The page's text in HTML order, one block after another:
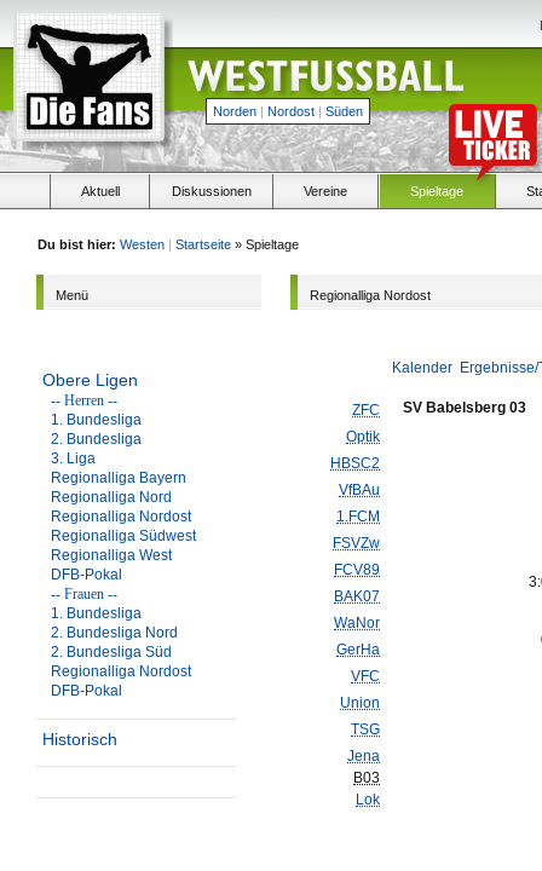
Norden | Nordost | Süden
Aktuell Diskussionen Vereine Spieltage
Du bist hier: Westen | Startseite » Spieltage
Menü
Obere Ligen
-- Herren --
1. Bundesliga
2. Bundesliga
3. Liga
Regionalliga Bayern
Regionalliga Nord
Regionalliga Nordost
Regionalliga Südwest
Regionalliga West
DFB-Pokal
-- Frauen --
1. Bundesliga
2. Bundesliga Nord
2. Bundesliga Süd
Regionalliga Nordost
DFB-Pokal
Historisch
Regionalliga Nordost
Kalender
ZFC
Optik
HBSC2
VfBAu
1.FCM
FSVZw
FCV89
BAK07
WaNor
GerHa
VFC
Union
TSG
Jena
B03
Lok
SV Babelsberg 03